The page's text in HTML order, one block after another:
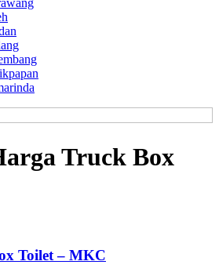
Truck Box
Toilet – MKC